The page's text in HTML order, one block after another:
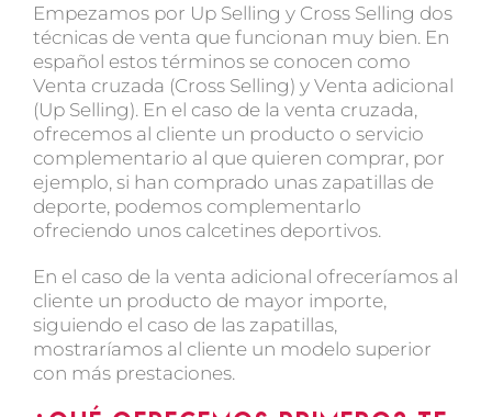
Empezamos por Up Selling y Cross Selling dos
técnicas de venta que funcionan muy bien. En
español estos términos se conocen como
Venta cruzada (Cross Selling) y Venta adicional
(Up Selling). En el caso de la venta cruzada,
ofrecemos al cliente un producto o servicio
complementario al que quieren comprar, por
ejemplo, si han comprado unas zapatillas de
deporte, podemos complementarlo
ofreciendo unos calcetines deportivos.
En el caso de la venta adicional ofreceríamos al
cliente un producto de mayor importe,
siguiendo el caso de las zapatillas,
mostraríamos al cliente un modelo superior
con más prestaciones.